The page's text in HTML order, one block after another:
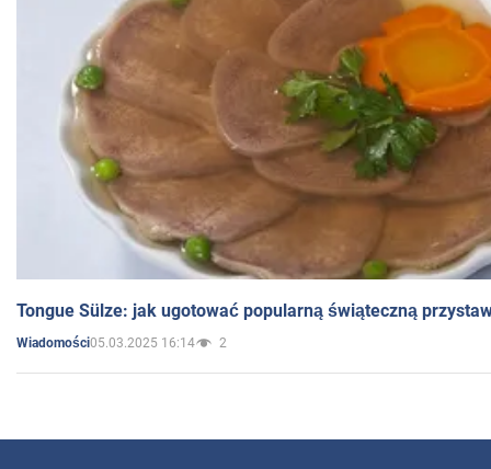
Tongue Sülze: jak ugotować popularną świąteczną
Wiadomości05.03.2025 16:14 2